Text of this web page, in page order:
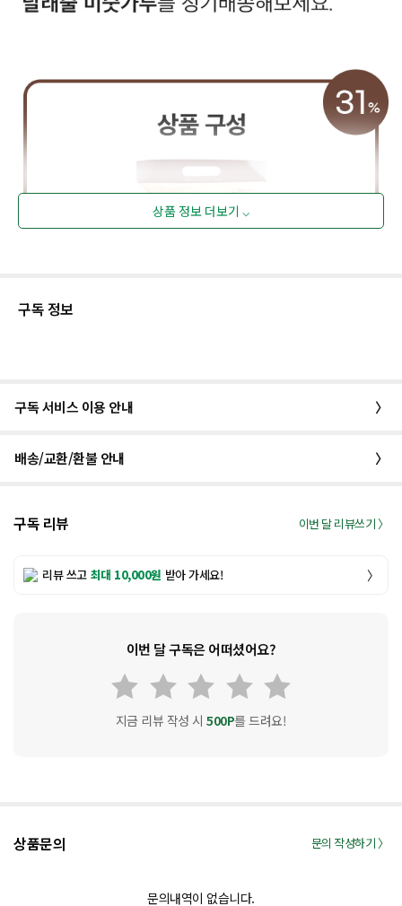
상품 정보 더보기 ⌵
구독 정보
구독 서비스 이용 안내 〉
배송/교환/환불 안내 〉
구독 리뷰 이번 달 리뷰쓰기 〉
리뷰 쓰고 최대 10,000원 받아 가세요! 〉
이번 달 구독은 어떠셨어요?
지금 리뷰 작성 시500P를 드려요!
상품문의 문의 작성하기 〉
문의내역이 없습니다.